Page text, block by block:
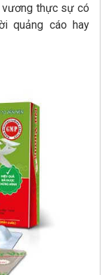
thực sự có
quảng cáo hay